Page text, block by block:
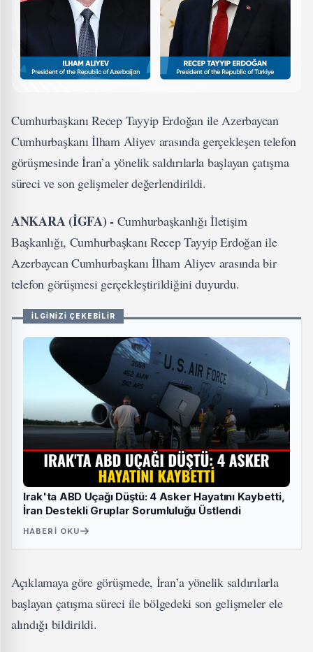
Cumhurbaşkanı Recep Tayyip Erdoğan ile Azerbaycan
Cumhurbaşkanı İlham Aliyev arasında gerçekleşen telefon
görüşmesinde İran’a yönelik saldırılarla başlayan çatışma
süreci ve son gelişmeler değerlendirildi.
ANKARA (İGFA) - Cumhurbaşkanlığı İletişim
Başkanlığı, Cumhurbaşkanı Recep Tayyip Erdoğan ile
Azerbaycan Cumhurbaşkanı İlham Aliyev arasında bir
telefon görüşmesi gerçekleştirildiğini duyurdu.
İLGİNİZİ ÇEKEBİLİR
Irak'ta ABD Uçağı Düştü: 4 Asker Hayatını Kaybetti,
İran Destekli Gruplar Sorumluluğu Üstlendi
HABERI OKU
Açıklamaya göre görüşmede, İran’a yönelik saldırılarla
başlayan çatışma süreci ile bölgedeki son gelişmeler ele
alındığı bildirildi.